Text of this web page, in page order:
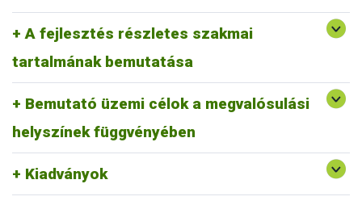
A fejlesztés részletes szakmai
tartalmának bemutatása
állomáson (Tordas, Pölöske, Székkutas, Monorierdő)
valósulna meg bemutató üzemi program.
Bemutató üzemi célok a megvalósulási
helyszínek függvényében
Tordas
kertészeti (zöldség, gyümölcs) fajok, szántóföldi
és üvegházi termesztési körülmények, ökológiai
gazdálkodásra alkalmas fajták vizsgálata
Pölöske
kertészeti (gyümölcs) fajok
Székkutas
szántóföldi fajok vizsgálata
Monorierdő erdészeti fajok vizsgálata, fajtakitermesztés
Kiadványok